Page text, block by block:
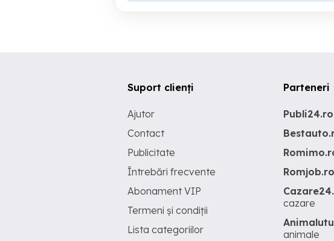
Suport clienți
Ajutor
Contact
Publicitate
Întrebări frecvente
Abonament VIP
Termeni și condiții
Lista categoriilor
Parteneri
Publi24.ro
Romjob.ro
cazare
animale